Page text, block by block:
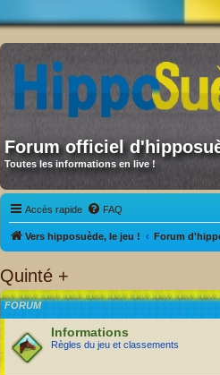
Forum officiel
Toutes les informations en live !
Accès rapide FAQ
Vers hipposuède, le jeu ! Forum
Quinté +
FORUM
Informations
Règles du jeu et classements